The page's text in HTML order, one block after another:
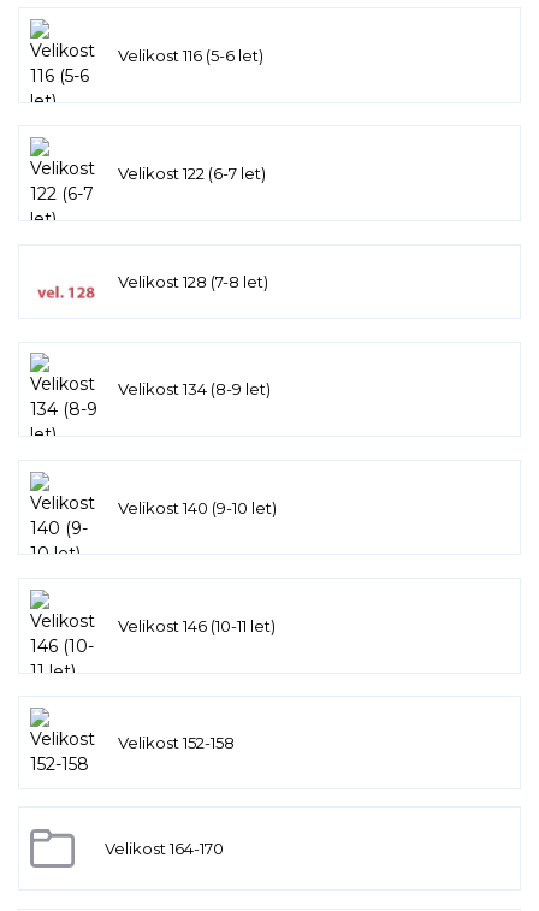
Velikost 116 (5-6 let)
Velikost 122 (6-7 let)
Velikost 128 (7-8 let)
Velikost 134 (8-9 let)
Velikost 140 (9-10 let)
Velikost 146 (10-11 let)
Velikost 152-158
Velikost 164-170